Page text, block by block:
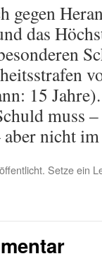
das
15
muss
aber nicht
Setze ein